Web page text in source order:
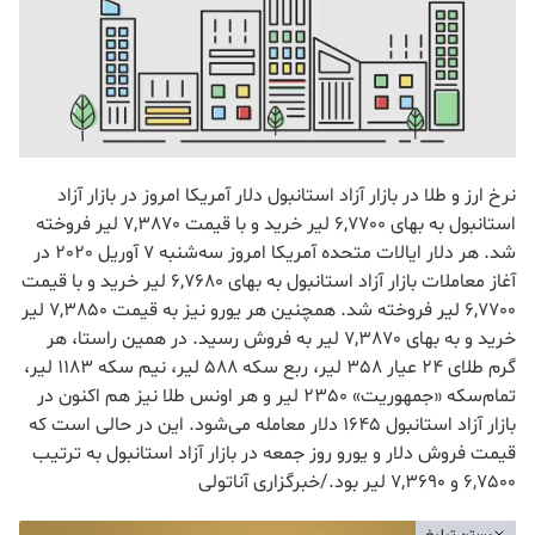
نرخ ارز و طلا در بازار آزاد استانبول دلار آمریکا امروز در بازار آزاد
استانبول به بهای 6,7700 لیر خرید و با قیمت 7,3870 لیر فروخته
شد. هر دلار ایالات متحده آمریکا امروز سه‌شنبه 7 آوریل 2020 در
آغاز معاملات بازار آزاد استانبول به بهای 6,7680 لیر خرید و با قیمت
6,7700 لیر فروخته شد. همچنین هر یورو نیز به قیمت 7,3850 لیر
خرید و به بهای 7,3870 لیر به فروش رسید. در همین راستا، هر
گرم طلای 24 عیار 358 لیر، ربع سکه 588 لیر، نیم سکه 1183 لیر،
تمام‌سکه «جمهوریت» 2350 لیر و هر اونس طلا نیز هم اکنون در
بازار آزاد استانبول 1645 دلار معامله می‌شود. این در حالی است که
قیمت فروش دلار و یورو روز جمعه در بازار آزاد استانبول به ترتیب
6,7500 و 7,3690 لیر بود./خبرگزاری آناتولی